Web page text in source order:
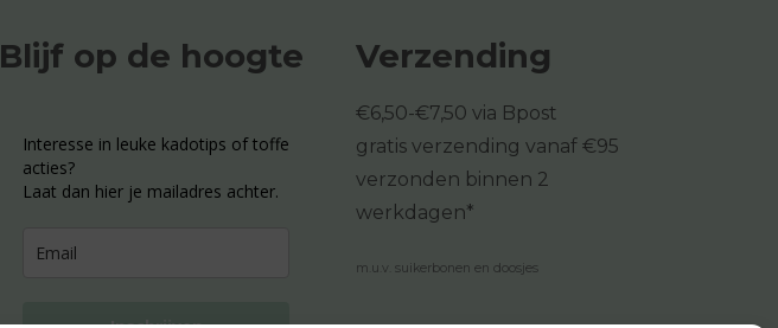
Blijf op de hoogte
Interesse in leuke kadotips of toffe
acties?
Laat dan hier je mailadres achter.
Verzending
€6,50-€7,50 via Bpost
gratis verzending vanaf €95
verzonden binnen 2
werkdagen*
m.u.v. suikerbonen en doosjes